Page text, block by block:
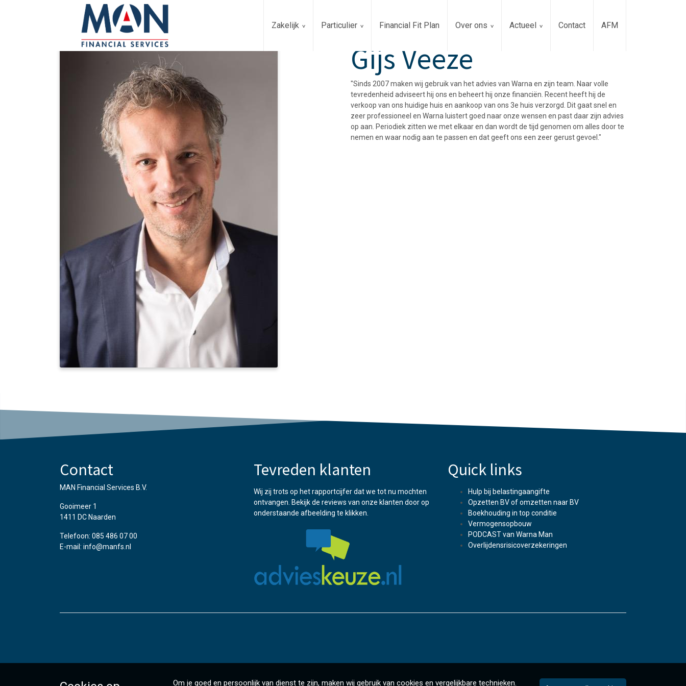
Zakelijk Particulier Financial Fit Plan Over ons Actueel Contact AFM
Gijs Veeze
"Sinds 2007 maken wij gebruik van het advies van Warna en zijn team. Naar volle
tevredenheid adviseert hij ons en beheert hij onze financiën. Recent heeft hij de
verkoop van ons huidige huis en aankoop van ons 3e huis verzorgd. Dit gaat snel en
zeer professioneel en Warna luistert goed naar onze wensen en past daar zijn advies
op aan. Periodiek zitten we met elkaar en dan wordt de tijd genomen om alles door te
nemen en waar nodig aan te passen en dat geeft ons een zeer gerust gevoel."
Contact
MAN Financial Services B.V.
Gooimeer 1
1411 DC Naarden
Telefoon: 085 486 07 00
E-mail: info@manfs.nl
Tevreden klanten
Wij zij trots op het rapportcijfer dat we tot nu mochten
ontvangen. Bekijk de reviews van onze klanten door op
onderstaande afbeelding te klikken.
Quick links
Hulp bij belastingaangifte
Opzetten BV of omzetten naar BV
Boekhouding in top conditie
Vermogensopbouw
PODCAST van Warna Man
Overlijdensrisicoverzekeringen
Om je goed en persoonlijk van dienst te zijn, maken wij gebruik van cookies en vergelijkbare technieken.